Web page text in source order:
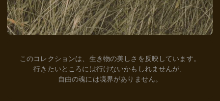
このコレクションは、生き物の美しさを反映しています。
行きたいところには行けないかもしれませんが、
自由の魂には境界がありません。